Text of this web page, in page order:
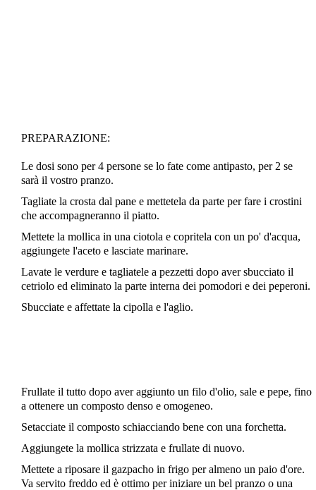
PREPARAZIONE:
Le dosi sono per 4 persone se lo fate come antipasto, per 2 se
sarà il vostro pranzo.
Tagliate la crosta dal pane e mettetela da parte per fare i crostini
che accompagneranno il piatto.
Mettete la mollica in una ciotola e copritela con un po' d'acqua,
aggiungete l'aceto e lasciate marinare.
Lavate le verdure e tagliatele a pezzetti dopo aver sbucciato il
cetriolo ed eliminato la parte interna dei pomodori e dei peperoni.
Sbucciate e affettate la cipolla e l'aglio.
Frullate il tutto dopo aver aggiunto un filo d'olio, sale e pepe, fino
a ottenere un composto denso e omogeneo.
Setacciate il composto schiacciando bene con una forchetta.
Aggiungete la mollica strizzata e frullate di nuovo.
Mettete a riposare il gazpacho in frigo per almeno un paio d'ore.
Va servito freddo ed è ottimo per iniziare un bel pranzo o una